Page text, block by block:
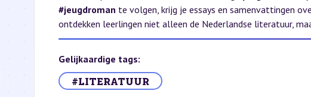
#jeugdroman te volgen, krijg je essays en samenvattingen
ontdekken leerlingen niet alleen de Nederlandse literatuur,
Gelijkaardige tags:
#LITERATUUR